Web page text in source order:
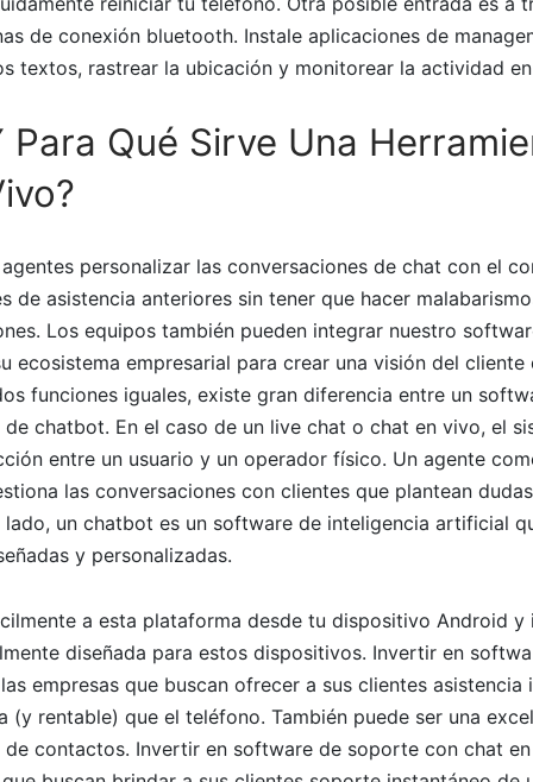
de conexión bluetooth. Instale aplicaciones de
textos, rastrear la ubicación y monitorear la actividad
Para Qué Sirve Una
personalizar las conversaciones de chat con el
de asistencia anteriores sin tener que hacer
Los equipos también pueden integrar nuestro
ecosistema empresarial para crear una visión del
funciones iguales, existe gran diferencia entre un
chatbot. En el caso de un live chat o chat en vivo, el
entre un usuario y un operador físico. Un agente
las conversaciones con clientes que plantean
un chatbot es un software de inteligencia artificial
y personalizadas.
a esta plataforma desde tu dispositivo Android y
diseñada para estos dispositivos. Invertir en
empresas que buscan ofrecer a sus clientes asistencia
(y rentable) que el teléfono. También puede ser una
de contactos. Invertir en software de soporte con chat